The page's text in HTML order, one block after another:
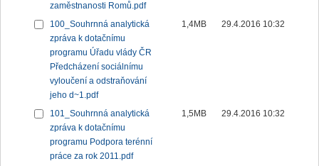
zaměstnanosti Romů.pdf
100_Souhrnná analytická
zpráva k dotačnímu
programu Úřadu vlády ČR
Předcházení sociálnímu
vyloučení a odstraňování
jeho d~1.pdf
1,4MB 29.4.2016 10:32
101_Souhrnná analytická
zpráva k dotačnímu
programu Podpora terénní
práce za rok 2011.pdf
1,5MB 29.4.2016 10:32